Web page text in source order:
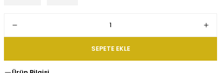
SEPETE EKLE